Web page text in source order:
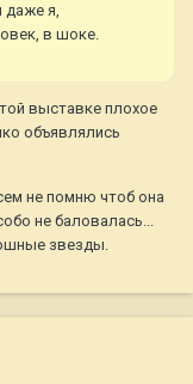
даже я,
в шоке.
выставке плохое
объявлялись
не помню чтоб она
не баловалась...
звезды.